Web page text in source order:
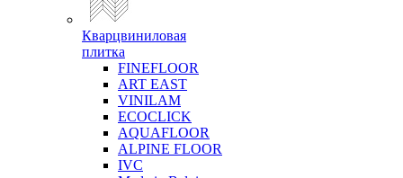
Кварцвиниловая
плитка
FINEFLOOR
ART EAST
VINILAM
ECOCLICK
AQUAFLOOR
ALPINE FLOOR
IVC